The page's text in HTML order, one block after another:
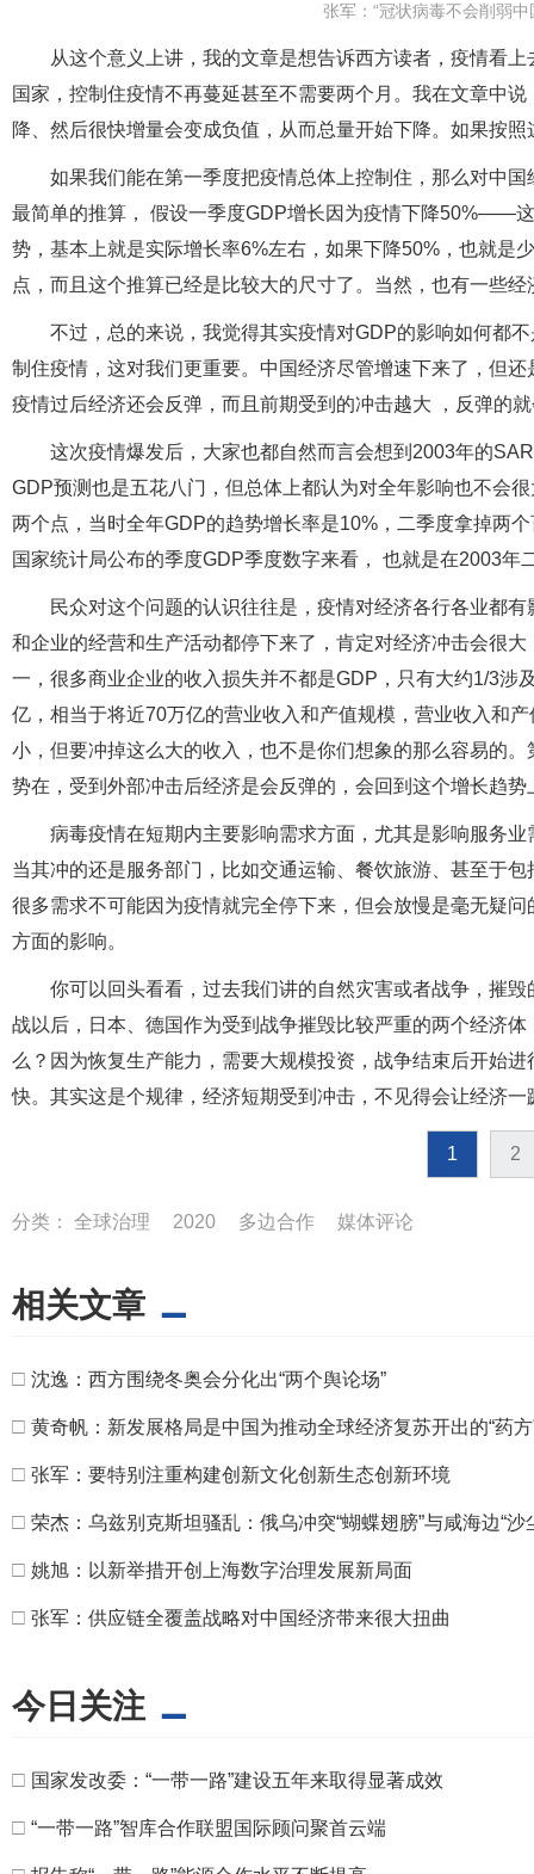
张军：“冠状病毒不会削弱
从这个意义上讲，我的文章是想告诉西方读者，疫情看
国家，控制住疫情不再蔓延甚至不需要两个月。我在文章中
降、然后很快增量会变成负值，从而总量开始下降。如果按
如果我们能在第一季度把疫情总体上控制住，那么对中
最简单的推算， 假设一季度GDP增长因为疫情下降50%——
势，基本上就是实际增长率6%左右，如果下降50%，也就是
点，而且这个推算已经是比较大的尺寸了。当然，也有一些
不过，总的来说，我觉得其实疫情对GDP的影响如何都
制住疫情，这对我们更重要。中国经济尽管增速下来了，但
疫情过后经济还会反弹，而且前期受到的冲击越大 ，反弹的
这次疫情爆发后，大家也都自然而言会想到2003年的
GDP预测也是五花八门，但总体上都认为对全年影响也不会
两个点，当时全年GDP的趋势增长率是10%，二季度拿掉两
国家统计局公布的季度GDP季度数字来看， 也就是在2003
民众对这个问题的认识往往是，疫情对经济各行各业都
和企业的经营和生产活动都停下来了，肯定对经济冲击会很
一，很多商业企业的收入损失并不都是GDP，只有大约1/3涉
亿，相当于将近70万亿的营业收入和产值规模，营业收入和
小，但要冲掉这么大的收入，也不是你们想象的那么容易的
势在，受到外部冲击后经济是会反弹的，会回到这个增长趋势
病毒疫情在短期内主要影响需求方面，尤其是影响服务
当其冲的还是服务部门，比如交通运输、餐饮旅游、甚至于
很多需求不可能因为疫情就完全停下来，但会放慢是毫无疑
方面的影响。
你可以回头看看，过去我们讲的自然灾害或者战争，摧
战以后，日本、德国作为受到战争摧毁比较严重的两个经济
么？因为恢复生产能力，需要大规模投资，战争结束后开始
快。其实这是个规律，经济短期受到冲击，不见得会让经济
1 2
分类： 全球治理 2020 多边合作 媒体评论
相关文章
□ 沈逸：西方围绕冬奥会分化出“两个舆论场”
□ 黄奇帆：新发展格局是中国为推动全球经济复苏开出的“药方
□ 张军：要特别注重构建创新文化创新生态创新环境
□ 荣杰：乌兹别克斯坦骚乱：俄乌冲突“蝴蝶翅膀”与咸海边“沙
□ 姚旭：以新举措开创上海数字治理发展新局面
□ 张军：供应链全覆盖战略对中国经济带来很大扭曲
今日关注
□ 国家发改委：“一带一路”建设五年来取得显著成效
□ “一带一路”智库合作联盟国际顾问聚首云端